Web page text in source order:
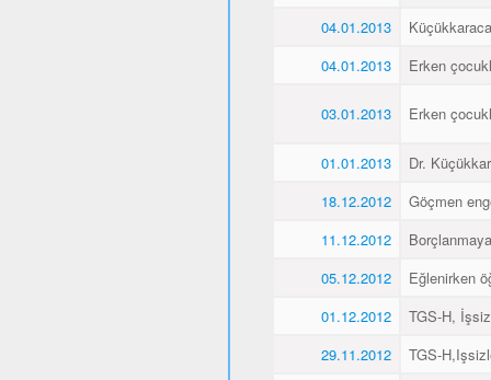
04.01.2013
04.01.2013
Erken
03.01.2013 Erken
01.01.2013
Dr.
18.12.2012
Göçmen
11.12.2012
05.12.2012
Eğlenirken
01.12.2012
TGS-H,
29.11.2012
TGS-